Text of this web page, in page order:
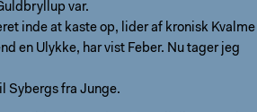
var.
inde at kaste op, lider af kronisk Kvalme
en Ulykke, har vist Feber. Nu tager jeg
Sybergs fra Junge.